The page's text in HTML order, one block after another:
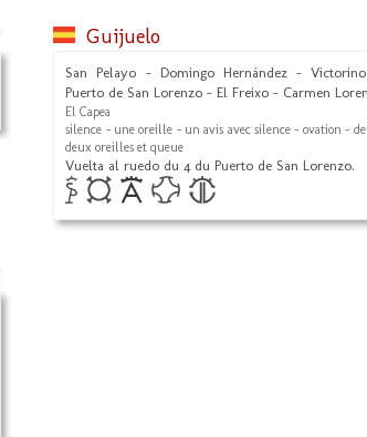
Guijuelo
San Pelayo - Domingo Hernández -
Puerto de San Lorenzo - El Freixo - Carmen
El Capea
silence - une oreille - un avis avec silence - ovation -
deux oreilles et queue
Vuelta al ruedo du 4 du Puerto de San Lorenzo.